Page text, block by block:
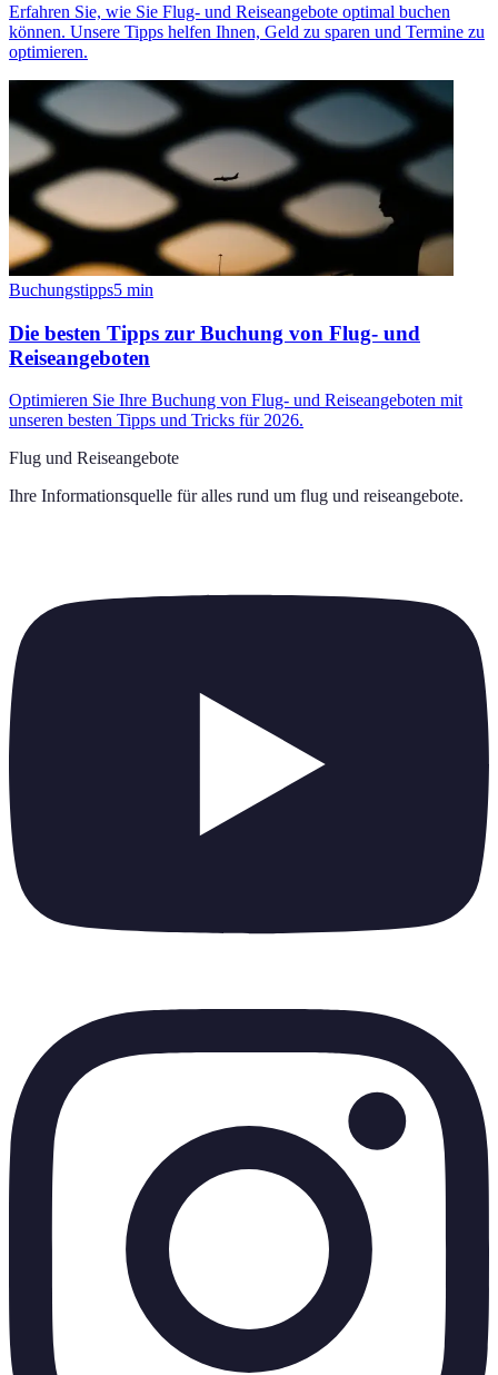
Erfahren Sie, wie Sie Flug- und Reiseangebote optimal buchen
können. Unsere Tipps helfen Ihnen, Geld zu sparen und Termine zu
optimieren.
Buchungstipps5 min
Die besten Tipps zur Buchung von Flug- und
Reiseangeboten
Optimieren Sie Ihre Buchung von Flug- und Reiseangeboten mit
unseren besten Tipps und Tricks für 2026.
Flug und Reiseangebote
Ihre Informationsquelle für alles rund um flug und reiseangebote.